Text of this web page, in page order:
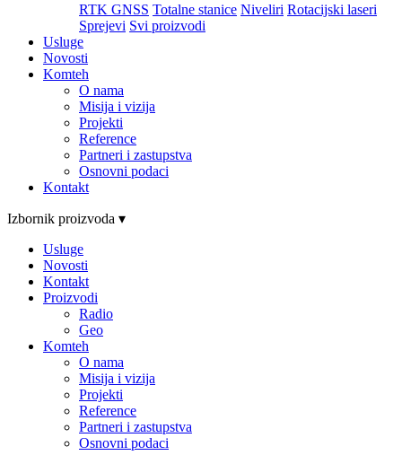
RTK GNSS Totalne stanice Niveliri Rotacijski laseri
Sprejevi Svi proizvodi
Usluge
Novosti
Komteh
O nama
Misija i vizija
Projekti
Reference
Partneri i zastupstva
Osnovni podaci
Kontakt
Izbornik proizvoda ▾
Usluge
Novosti
Kontakt
Proizvodi
Radio
Geo
Komteh
O nama
Misija i vizija
Projekti
Reference
Partneri i zastupstva
Osnovni podaci